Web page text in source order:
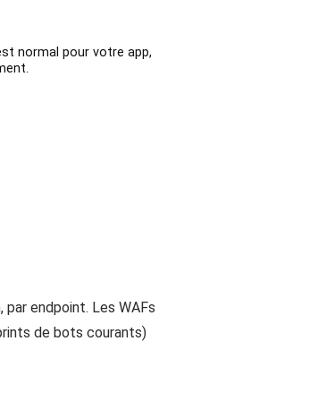
normal pour votre app,
par endpoint. Les WAFs
de bots courants)